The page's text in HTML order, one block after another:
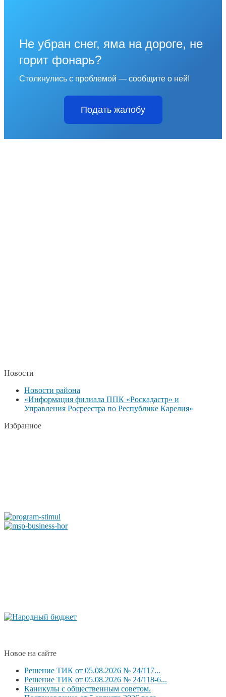
Не убран снег, яма на дороге, не
горит фонарь?
Столкнулись с проблемой — сообщите о ней!
Подать жалобу
Новости
Новости района
«Информация филиала ППК «Роскадастр» и
Управления Росреестра по Республике Карелия»
Избранное
Новое на сайте
Решение ТИК от 05.08.2026 № 24/117...
Решение ТИК от 05.08.2026 № 24/118-6...
Каникулы с общественным советом.